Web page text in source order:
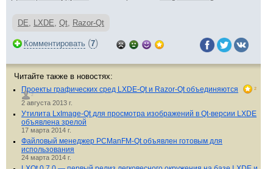
DE, LXDE, Qt, Razor-Qt
Комментировать (7)
Читайте также в новостях:
Проекты графических сред LXDE-Qt и Razor-Qt объединяются
2
2
2 августа 2013 г.
Утилита LxImage-Qt для просмотра изображений в Qt-версии LXDE
объявлена зрелой
17 марта 2014 г.
Файловый менеджер PCManFM-Qt объявлен готовым для
использования
24 марта 2014 г.